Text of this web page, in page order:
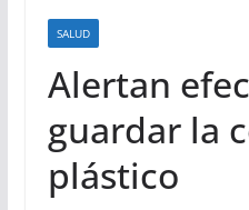
SALUD
Alertan
guardar la
plástico